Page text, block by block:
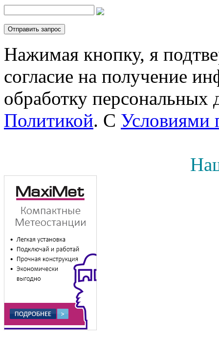
Нажимая кнопку, я
согласие на получение
обработку персональных
Политикой. С Условиями